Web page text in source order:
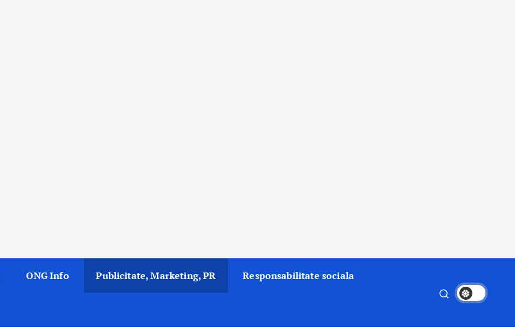
ONG Info Publicitate, Marketing, PR Responsabilitate sociala